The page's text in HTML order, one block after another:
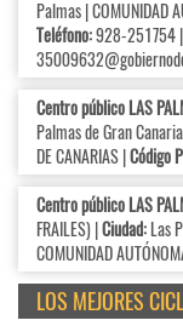
Palmas | COMUNIDAD
Teléfono:928-251754 |
Centro público LAS
Palmas de Gran
DE CANARIAS |Código
Centro público LAS
FRAILES) |Ciudad:Las
COMUNIDAD
LOS MEJORES